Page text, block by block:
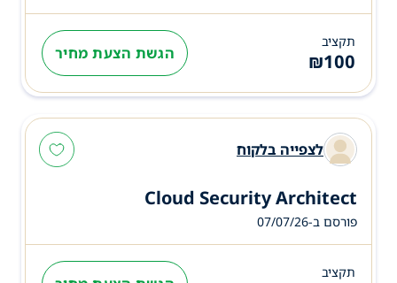
תקציב
₪100 הגשת הצעת מחיר
לצפייה בלקוח
Cloud Security Architect
פורסם ב-07/07/26
תקציב